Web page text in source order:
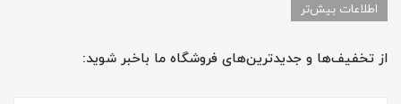
اطلاعات بیش‌تر
از تخفیف‌ها و جدیدترین‌های فروشگاه ما باخبر شوید: